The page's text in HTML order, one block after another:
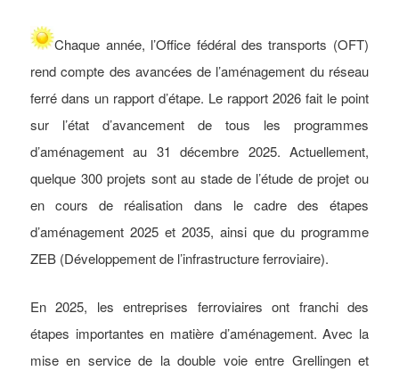
Chaque année, l’Office fédéral des transports (OFT)
rend compte des avancées de l’aménagement du réseau
ferré dans un rapport d’étape. Le rapport 2026 fait le point
sur l’état d’avancement de tous les programmes
d’aménagement au 31 décembre 2025. Actuellement,
quelque 300 projets sont au stade de l’étude de projet ou
en cours de réalisation dans le cadre des étapes
d’aménagement 2025 et 2035, ainsi que du programme
ZEB (Développement de l’infrastructure ferroviaire).
En 2025, les entreprises ferroviaires ont franchi des
étapes importantes en matière d’aménagement. Avec la
mise en service de la double voie entre Grellingen et